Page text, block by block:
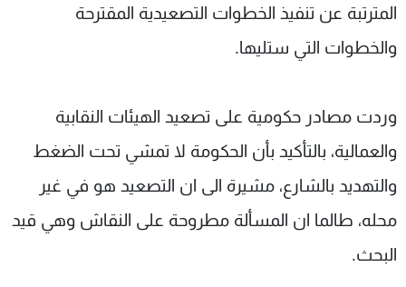
المترتبة عن تنفيذ الخطوات التصعيدية المقترحة
والخطوات التي ستليها.
وردت مصادر حكومية على تصعيد الهيئات النقابية
والعمالية، بالتأكيد بأن الحكومة لا تمشي تحت الضغط
والتهديد بالشارع، مشيرة الى ان التصعيد هو في غير
محله، طالما ان المسألة مطروحة على النقاش وهي قيد
البحث.